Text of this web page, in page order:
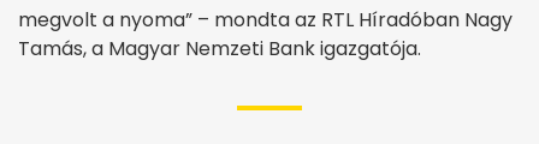
megvolt a nyoma” – mondta az RTL Híradóban Nagy
Tamás, a Magyar Nemzeti Bank igazgatója.